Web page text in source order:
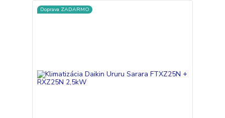
Doprava ZADARMO